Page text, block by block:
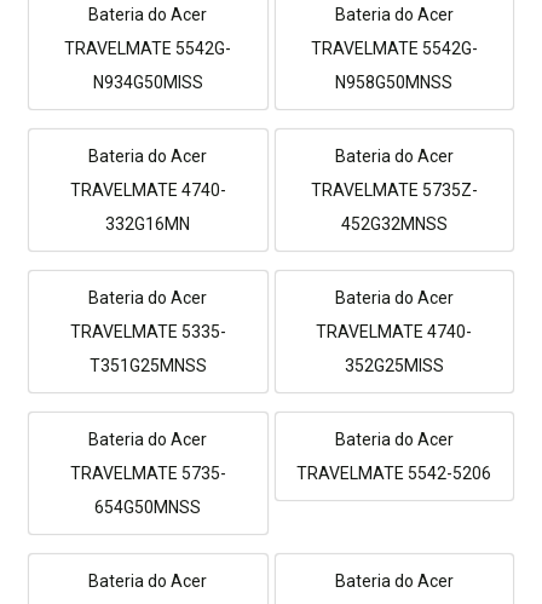
Bateria do Acer
TRAVELMATE 5542G-
N934G50MISS
Bateria do Acer
TRAVELMATE 5542G-
N958G50MNSS
Bateria do Acer
TRAVELMATE 4740-
332G16MN
Bateria do Acer
TRAVELMATE 5735Z-
452G32MNSS
Bateria do Acer
TRAVELMATE 5335-
T351G25MNSS
Bateria do Acer
TRAVELMATE 4740-
352G25MISS
Bateria do Acer
TRAVELMATE 5735-
654G50MNSS
Bateria do Acer
TRAVELMATE 5542-5206
Bateria do Acer
Bateria do Acer